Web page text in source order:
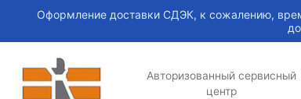
Оформление доставки СДЭК, к сожалению,
Авторизованный сервисный
центр